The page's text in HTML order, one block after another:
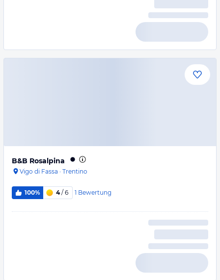
B&B Rosalpina
Vigo di Fassa · Trentino
100% 4/ 6 1 Bewertung